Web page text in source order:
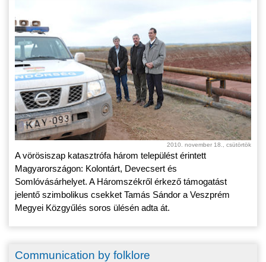
2010. november 18., csütörtök
A vörösiszap katasztrófa három települést érintett
Magyarországon: Kolontárt, Devecsert és
Somlóvásárhelyet. A Háromszékről érkező támogatást
jelentő szimbolikus csekket Tamás Sándor a Veszprém
Megyei Közgyűlés soros ülésén adta át.
Communication by folklore